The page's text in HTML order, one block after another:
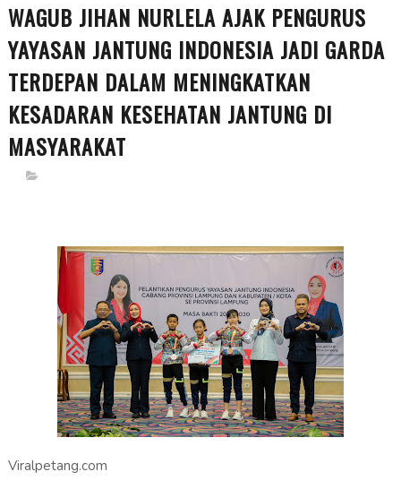
WAGUB JIHAN NURLELA AJAK PENGURUS
YAYASAN JANTUNG INDONESIA JADI GARDA
TERDEPAN DALAM MENINGKATKAN
KESADARAN KESEHATAN JANTUNG DI
MASYARAKAT
Viralpetang.com